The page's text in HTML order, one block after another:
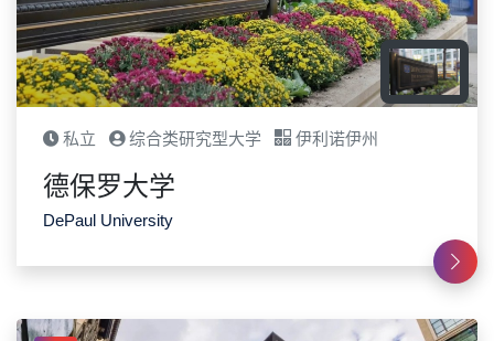
私立 综合类研究型大学 伊利诺伊州
德保罗大学
DePaul University